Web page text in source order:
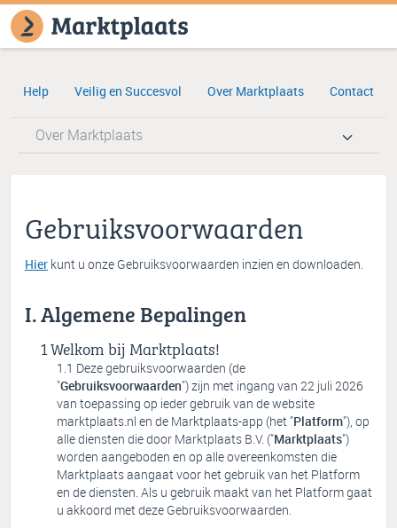
Help Veilig en Succesvol Over Marktplaats Contact
Over Marktplaats
Gebruiksvoorwaarden
Hier kunt u onze Gebruiksvoorwaarden inzien en downloaden.
I. Algemene Bepalingen
Welkom bij Marktplaats!
Deze gebruiksvoorwaarden (de
"Gebruiksvoorwaarden") zijn met ingang van 22 juli 2026
van toepassing op ieder gebruik van de website
marktplaats.nl en de Marktplaats-app (het "Platform"), op
alle diensten die door Marktplaats B.V. ("Marktplaats")
worden aangeboden en op alle overeenkomsten die
Marktplaats aangaat voor het gebruik van het Platform
en de diensten. Als u gebruik maakt van het Platform gaat
u akkoord met deze Gebruiksvoorwaarden.